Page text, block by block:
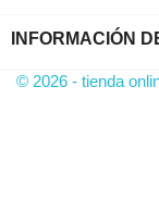
INFORMACIÓN
© 2026 - tienda